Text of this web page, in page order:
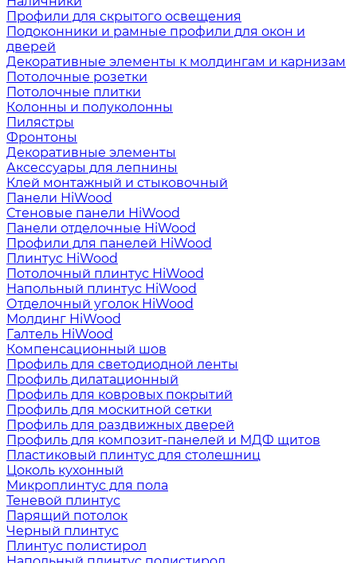
Профили для скрытого освещения
Подоконники и рамные профили для окон и
дверей
Декоративные элементы к молдингам и карнизам
Потолочные розетки
Потолочные плитки
Колонны и полуколонны
Пилястры
Фронтоны
Декоративные элементы
Аксессуары для лепнины
Клей монтажный и стыковочный
Панели HiWood
Стеновые панели HiWood
Панели отделочные HiWood
Профили для панелей HiWood
Плинтус HiWood
Потолочный плинтус HiWood
Напольный плинтус HiWood
Отделочный уголок HiWood
Молдинг HiWood
Галтель HiWood
Компенсационный шов
Профиль для светодиодной ленты
Профиль дилатационный
Профиль для ковровых покрытий
Профиль для москитной сетки
Профиль для раздвижных дверей
Профиль для композит-панелей и МДФ щитов
Пластиковый плинтус для столешниц
Цоколь кухонный
Микроплинтус для пола
Теневой плинтус
Парящий потолок
Черный плинтус
Плинтус полистирол